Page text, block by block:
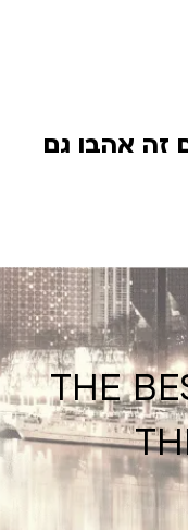
זה אהבו גם
THE